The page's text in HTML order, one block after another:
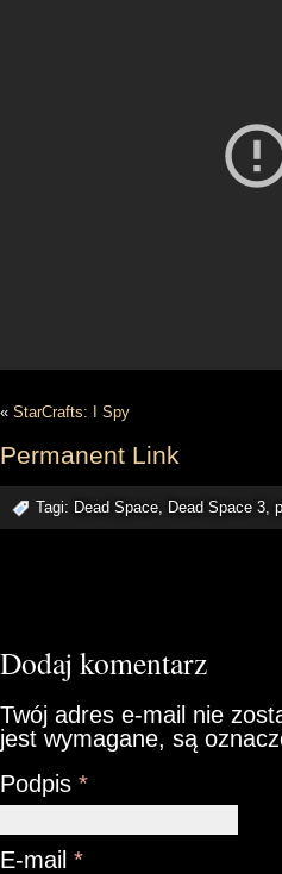
« StarCrafts: I Spy
Permanent Link
Tagi: Dead Space Dead Space 3
Dodaj komentarz
Twój adres e-mail nie
jest wymagane, są
Podpis *
E-mail *